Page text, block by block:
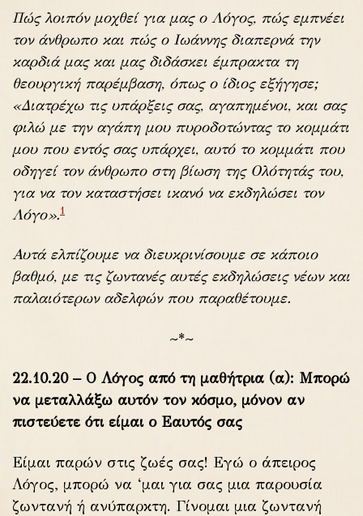
Πώς λοιπόν μοχθεί για μας ο Λόγος, πώς εμπνέει
τον άνθρωπο και πώς ο Ιωάννης διαπερνά την
καρδιά μας και μας διδάσκει έμπρακτα τη
θεουργική παρέμβαση, όπως ο ίδιος εξήγησε;
«Διατρέχω τις υπάρξεις σας, αγαπημένοι, και σας
φιλώ με την αγάπη μου πυροδοτώντας το κομμάτι
μου που εντός σας υπάρχει, αυτό το κομμάτι που
οδηγεί τον άνθρωπο στη βίωση της Ολότητάς του,
για να τον καταστήσει ικανό να εκδηλώσει τον
Λόγο».1
Αυτά ελπίζουμε να διευκρινίσουμε σε κάποιο
βαθμό, με τις ζωντανές αυτές εκδηλώσεις νέων και
παλαιότερων αδελφών που παραθέτουμε.
~*~
22.10.20 – Ο Λόγος από τη μαθήτρια (α): Μπορώ
να μεταλλάξω αυτόν τον κόσμο, μόνον αν
πιστεύετε ότι είμαι ο Εαυτός σας
Είμαι παρών στις ζωές σας! Εγώ ο άπειρος
Λόγος, μπορώ να ‘μαι για σας μια παρουσία
ζωντανή ή ανύπαρκτη. Γίνομαι μια ζωντανή